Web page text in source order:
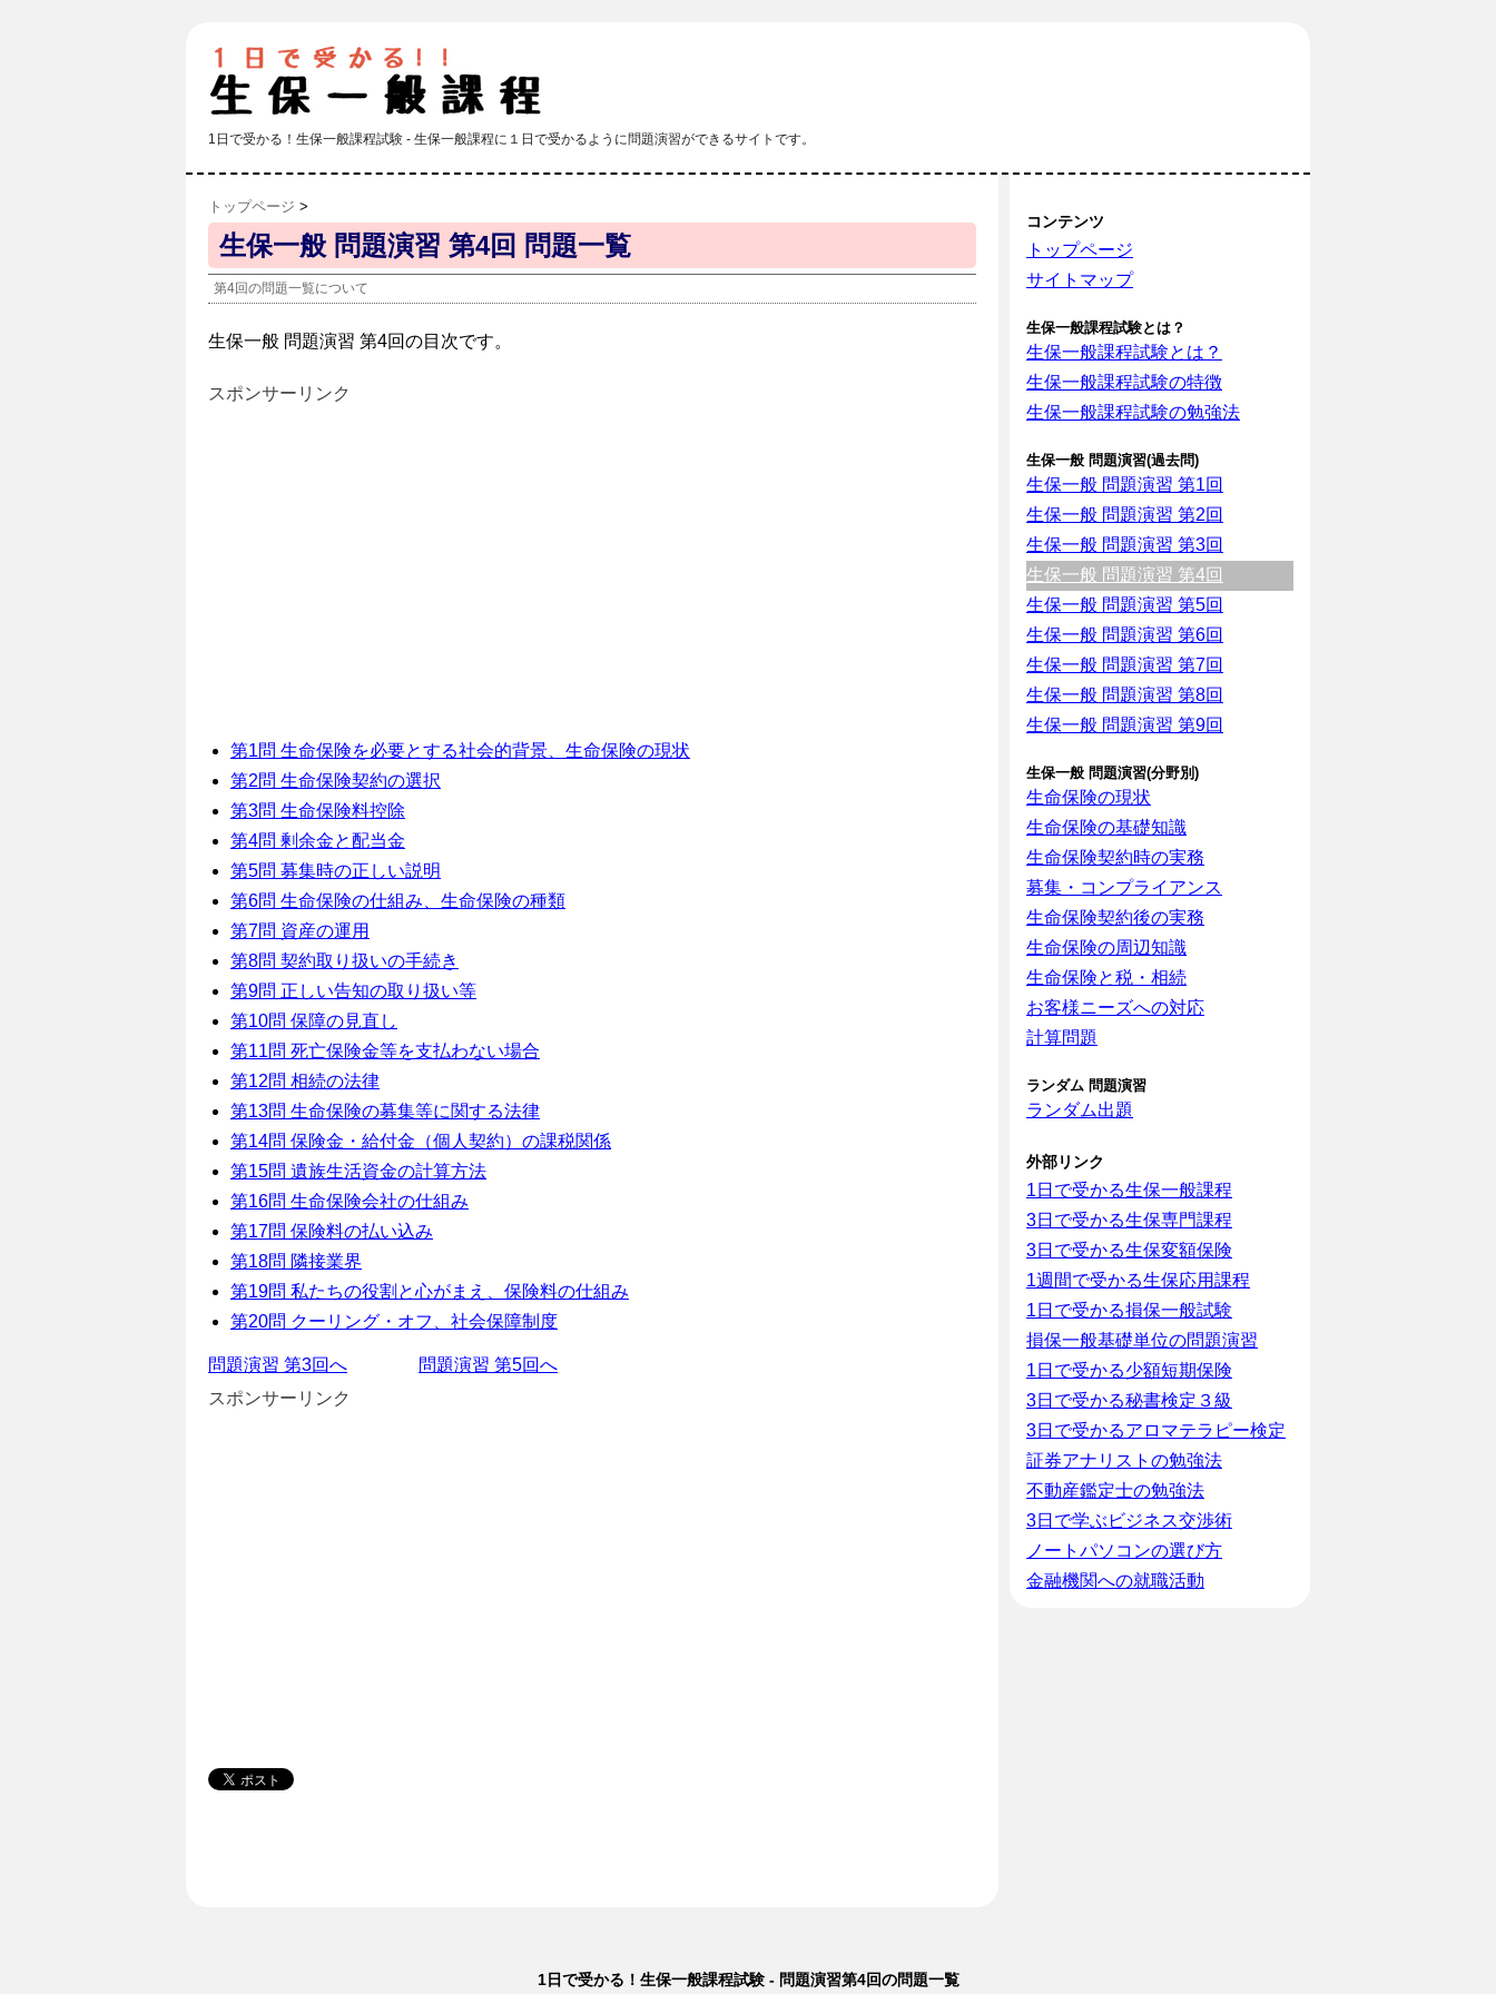
1日で受かる！生保一般課程試験 - 生保一般課程に１日で受かるように問題演習ができるサイトです。
トップページ >
生保一般 問題演習 第4回 問題一覧
第4回の問題一覧について
生保一般 問題演習 第4回の目次です。
スポンサーリンク
第1問 生命保険を必要とする社会的背景、生命保険の現状
第2問 生命保険契約の選択
第3問 生命保険料控除
第4問 剰余金と配当金
第5問 募集時の正しい説明
第6問 生命保険の仕組み、生命保険の種類
第7問 資産の運用
第8問 契約取り扱いの手続き
第9問 正しい告知の取り扱い等
第10問 保障の見直し
第11問 死亡保険金等を支払わない場合
第12問 相続の法律
第13問 生命保険の募集等に関する法律
第14問 保険金・給付金（個人契約）の課税関係
第15問 遺族生活資金の計算方法
第16問 生命保険会社の仕組み
第17問 保険料の払い込み
第18問 隣接業界
第19問 私たちの役割と心がまえ、保険料の仕組み
第20問 クーリング・オフ、社会保障制度
問題演習 第3回へ
問題演習 第5回へ
スポンサーリンク
コンテンツ
トップページ
サイトマップ
生保一般課程試験とは？
生保一般課程試験とは？
生保一般課程試験の特徴
生保一般課程試験の勉強法
生保一般 問題演習(過去問)
生保一般 問題演習 第1回
生保一般 問題演習 第2回
生保一般 問題演習 第3回
生保一般 問題演習 第4回
生保一般 問題演習 第5回
生保一般 問題演習 第6回
生保一般 問題演習 第7回
生保一般 問題演習 第8回
生保一般 問題演習 第9回
生保一般 問題演習(分野別)
生命保険の現状
生命保険の基礎知識
生命保険契約時の実務
募集・コンプライアンス
生命保険契約後の実務
生命保険の周辺知識
生命保険と税・相続
お客様ニーズへの対応
計算問題
ランダム 問題演習
ランダム出題
外部リンク
1日で受かる生保一般課程
3日で受かる生保専門課程
3日で受かる生保変額保険
1週間で受かる生保応用課程
1日で受かる損保一般試験
損保一般基礎単位の問題演習
1日で受かる少額短期保険
3日で受かる秘書検定３級
3日で受かるアロマテラピー検定
証券アナリストの勉強法
不動産鑑定士の勉強法
3日で学ぶビジネス交渉術
ノートパソコンの選び方
金融機関への就職活動
1日で受かる！生保一般課程試験 - 問題演習第4回の問題一覧